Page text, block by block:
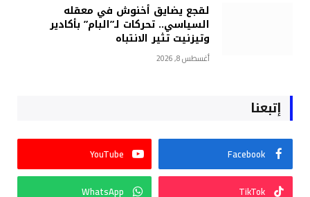
لقجع يضايق أخنوش في معقله
السياسي.. تحركات لـ”البام” بأكادير
وتيزنيت تثير الانتباه
أغسطس 8, 2026
إتبعنا
Facebook
YouTube
TikTok
WhatsApp